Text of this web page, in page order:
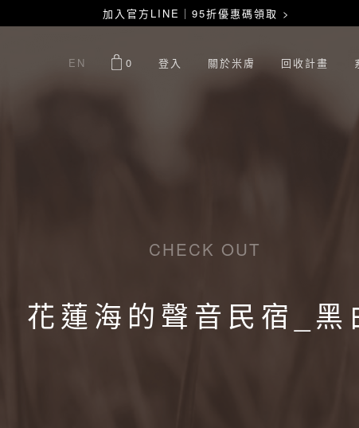
加入官方LINE｜95折優惠碼領取 >
EN 0 登入 關於米膚 回收計畫
CHECK OUT
花蓮海的聲音民宿_黑